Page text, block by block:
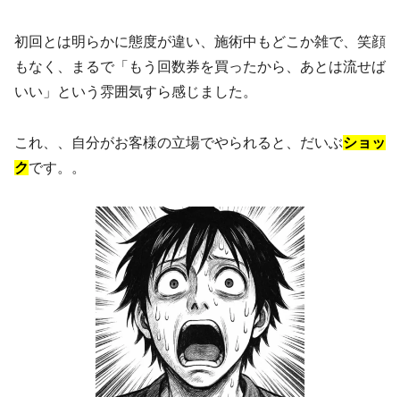
初回とは明らかに態度が違い、施術中もどこか雑で、笑顔
もなく、まるで「もう回数券を買ったから、あとは流せば
いい」という雰囲気すら感じました。
これ、、自分がお客様の立場でやられると、だいぶショッ
クです。。